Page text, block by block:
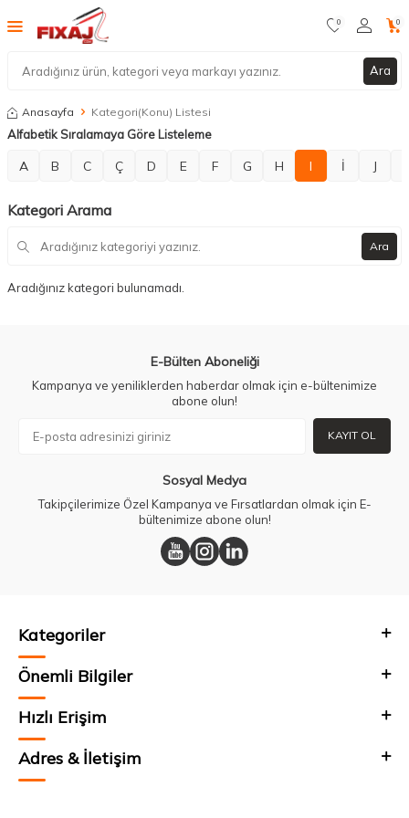
Ara
0 0
Anasayfa Kategori(Konu) Listesi
Alfabetik Sıralamaya Göre Listeleme
A B C Ç D E F G H I İ J
Kategori Arama
Ara
Aradığınız kategori bulunamadı.
E-Bülten Aboneliği
Kampanya ve yeniliklerden haberdar olmak için e-bültenimize
abone olun!
KAYIT OL
Sosyal Medya
Takipçilerimize Özel Kampanya ve Fırsatlardan olmak için E-
bültenimize abone olun!
Kategoriler
Önemli Bilgiler
Hızlı Erişim
Adres & İletişim